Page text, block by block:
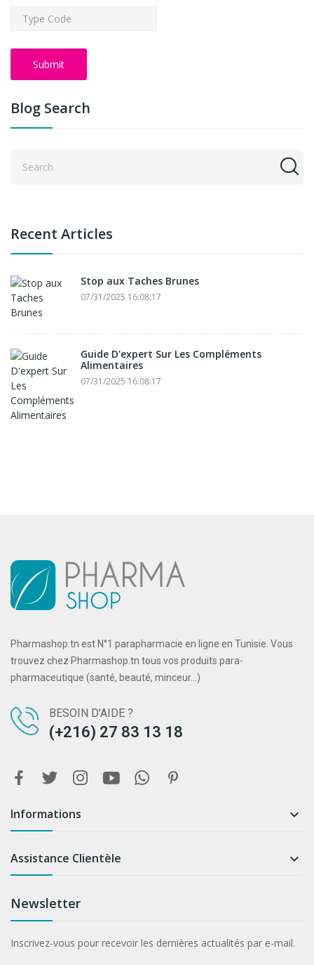
Submit
Blog Search
Recent Articles
Stop aux Taches Brunes
07/31/2025 16:08:17
Guide D'expert Sur Les Compléments
Alimentaires
07/31/2025 16:08:17
Pharmashop.tn est N°1 parapharmacie en ligne en Tunisie. Vous
trouvez chez Pharmashop.tn tous vos produits para-
pharmaceutique (santé, beauté, minceur...)
BESOIN D'AIDE ?
(+216) 27 83 13 18
Informations 
Assistance Clientèle 
Newsletter
Inscrivez-vous pour recevoir les dernières actualités par e-mail.